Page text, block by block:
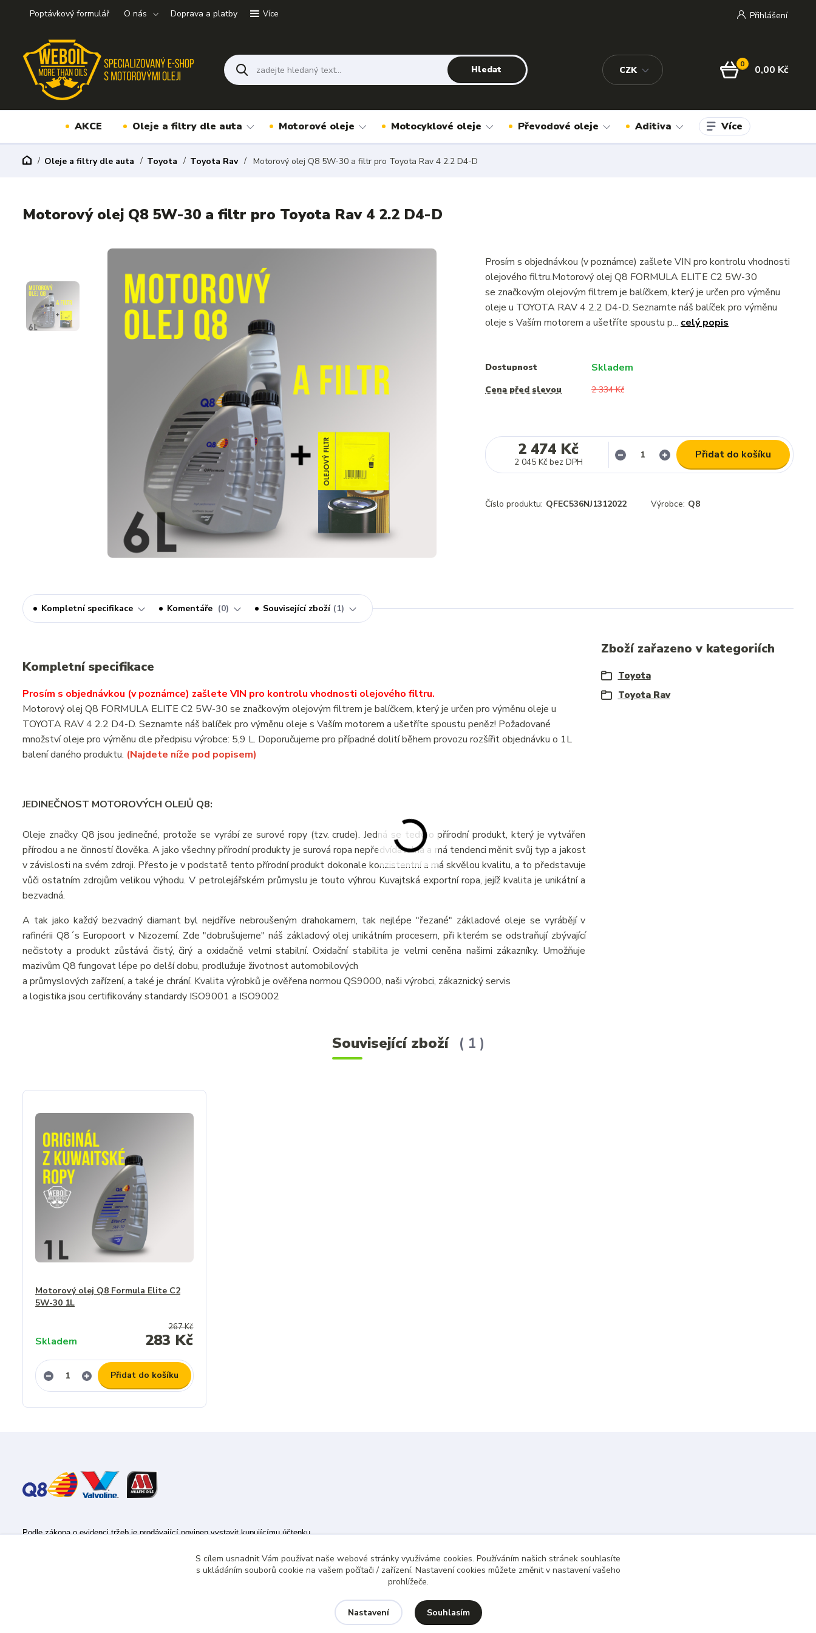
Poptávkový formulář O nás Doprava a platby Více
CZK
Přihlášení
Hledat 0 0,00 Kč
AKCE Oleje a filtry dle auta Motorové oleje Motocyklové oleje Převodové oleje Aditiva Více
Oleje a filtry dle auta Toyota Toyota Rav Motorový olej Q8 5W-30 a filtr pro Toyota Rav 4 2.2 D4-D
Motorový olej Q8 5W-30 a filtr pro Toyota Rav 4 2.2 D4-D
Prosím s objednávkou (v poznámce) zašlete VIN pro kontrolu vhodnosti
olejového filtru.Motorový olej Q8 FORMULA ELITE C2 5W-30
se značkovým olejovým filtrem je balíčkem, který je určen pro výměnu
oleje u TOYOTA RAV 4 2.2 D4-D. Seznamte náš balíček pro výměnu
oleje s Vaším motorem a ušetříte spoustu p... celý popis
Dostupnost Skladem
Cena před slevou 2 334 Kč
2 474 Kč
2 045 Kč bez DPH
Přidat do košíku
Číslo produktu: QFEC536NJ1312022 Výrobce: Q8
Kompletní specifikace Komentáře 0 Související zboží 1
Kompletní specifikace
Prosím s objednávkou (v poznámce) zašlete VIN pro kontrolu vhodnosti olejového filtru.
Motorový olej Q8 FORMULA ELITE C2 5W-30 se značkovým olejovým filtrem je balíčkem, který je určen pro výměnu oleje u
TOYOTA RAV 4 2.2 D4-D. Seznamte náš balíček pro výměnu oleje s Vaším motorem a ušetříte spoustu peněz! Požadované
množství oleje pro výměnu dle předpisu výrobce: 5,9 L. Doporučujeme pro případné dolití během provozu rozšířit objednávku o 1L
balení daného produktu. (Najdete níže pod popisem)
JEDINEČNOST MOTOROVÝCH OLEJŮ Q8:
Oleje značky Q8 jsou jedinečné, protože se vyrábí ze surové ropy (tzv. crude). Jedná se tedy o přírodní produkt, který je vytvářen
přírodou a ne činností člověka. A jako všechny přírodní produkty je surová ropa nepředvídatelná a má tendenci měnit svůj typ a jakost
v závislosti na svém zdroji. Přesto je v podstatě tento přírodní produkt dokonale konzistentní a má skvělou kvalitu, a to představuje
vůči ostatním zdrojům velikou výhodu. V petrolejářském průmyslu je touto výhrou Kuvajtská exportní ropa, jejíž kvalita je unikátní a
bezvadná.
A tak jako každý bezvadný diamant byl nejdříve nebroušeným drahokamem, tak nejlépe "řezané" základové oleje se vyrábějí v
rafinérii Q8´s Europoort v Nizozemí. Zde "dobrušujeme" náš základový olej unikátním procesem, při kterém se odstraňují zbývající
nečistoty a produkt zůstává čistý, čirý a oxidačně velmi stabilní. Oxidační stabilita je velmi ceněna našimi zákazníky. Umožňuje
mazivům Q8 fungovat lépe po delší dobu, prodlužuje životnost automobilových
a průmyslových zařízení, a také je chrání. Kvalita výrobků je ověřena normou QS9000, naši výrobci, zákaznický servis
a logistika jsou certifikovány standardy ISO9001 a ISO9002
Zboží zařazeno v kategoriích
Toyota
Toyota Rav
Související zboží 1
Motorový olej Q8 Formula Elite C2
5W-30 1L
267 Kč
283 Kč
Skladem
Přidat do košíku
Podle zákona o evidenci tržeb je prodávající povinen vystavit kupujícímu účtenku.
Zároveň je povinen zaevidovat přijatou tržbu u správce daně online; v případě technického výpadku pak nejpozději do 48 hodin.
S cílem usnadnit Vám používat naše webové stránky využíváme cookies. Používáním našich stránek souhlasíte
s ukládáním souborů cookie na vašem počítači / zařízení. Nastavení cookies můžete změnit v nastavení vašeho
prohlížeče.
Nastavení Souhlasím